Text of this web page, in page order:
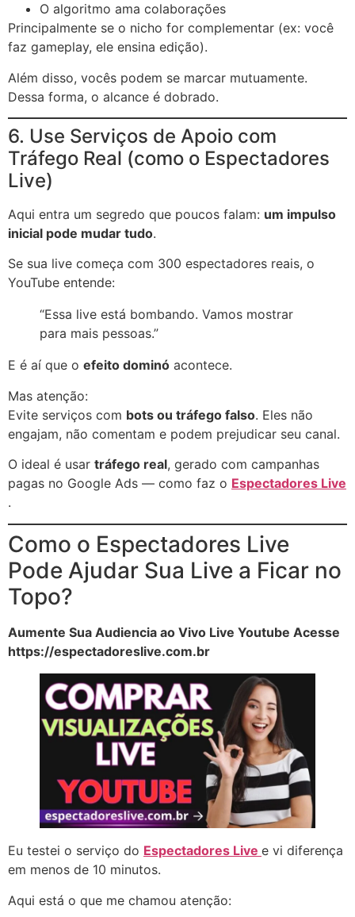
O algoritmo ama colaborações
Principalmente se o nicho for complementar (ex: você
faz gameplay, ele ensina edição).
Além disso, vocês podem se marcar mutuamente.
Dessa forma, o alcance é dobrado.
6. Use Serviços de Apoio com
Tráfego Real (como o Espectadores
Live)
Aqui entra um segredo que poucos falam: um impulso
inicial pode mudar tudo.
Se sua live começa com 300 espectadores reais, o
YouTube entende:
“Essa live está bombando. Vamos mostrar
para mais pessoas.”
E é aí que o efeito dominó acontece.
Mas atenção:
Evite serviços com bots ou tráfego falso. Eles não
engajam, não comentam e podem prejudicar seu canal.
O ideal é usar tráfego real, gerado com campanhas
pagas no Google Ads — como faz o Espectadores Live
.
Como o Espectadores Live
Pode Ajudar Sua Live a Ficar no
Topo?
Aumente Sua Audiencia ao Vivo Live Youtube Acesse
https://espectadoreslive.com.br
Eu testei o serviço do Espectadores Live e vi diferença
em menos de 10 minutos.
Aqui está o que me chamou atenção: